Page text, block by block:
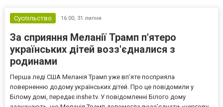
Суспільство 16:00, 31 липня
За сприяння Меланії Трамп п'ятеро
українських дітей возз'єдналися з
родинами
Перша леді США Меланія Трамп уже впʼяте посприяла
поверненню додому українських дітей. Про це повідомили у
Білому домі, передає inshe.tv. У повідомленні Білого дому